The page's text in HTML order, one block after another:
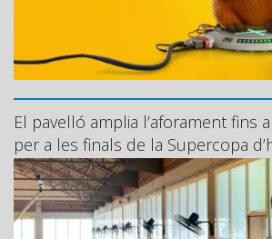
El pavelló amplia l’aforament fins
per a les finals de la Supercopa